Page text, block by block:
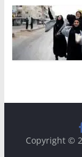
Copyright ©